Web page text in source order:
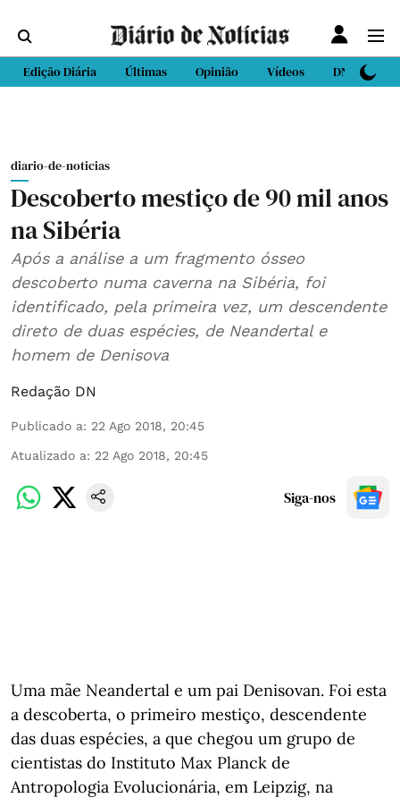
Edição Diária Últimas Opinião Vídeos DN Sport
diario-de-noticias
Descoberto mestiço de 90 mil anos
na Sibéria
Após a análise a um fragmento ósseo
descoberto numa caverna na Sibéria, foi
identificado, pela primeira vez, um descendente
direto de duas espécies, de Neandertal e
homem de Denisova
Redação DN
Publicado a: 22 Ago 2018, 20:45
Atualizado a: 22 Ago 2018, 20:45
Siga-nos
Uma mãe Neandertal e um pai Denisovan. Foi esta
a descoberta, o primeiro mestiço, descendente
das duas espécies, a que chegou um grupo de
cientistas do Instituto Max Planck de
Antropologia Evolucionária, em Leipzig, na